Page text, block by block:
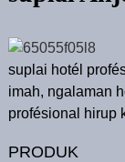
suplai hotél
imah, ngalaman
profésional hirup
PRODUK